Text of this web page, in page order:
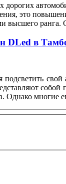
дорогих
это
ранга.
DLed в
подсветить
собой
Однако многие